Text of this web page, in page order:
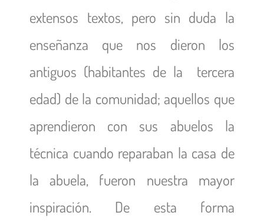
extensos textos, pero sin duda la
enseñanza que nos dieron los
antiguos (habitantes de la tercera
edad) de la comunidad; aquellos que
aprendieron con sus abuelos la
técnica cuando reparaban la casa de
la abuela, fueron nuestra mayor
inspiración. De esta forma